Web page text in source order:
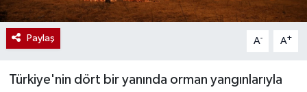
Paylaş A- A+
Türkiye'nin dört bir yanında orman yangınlarıyla